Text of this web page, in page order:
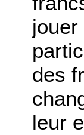
des
leur